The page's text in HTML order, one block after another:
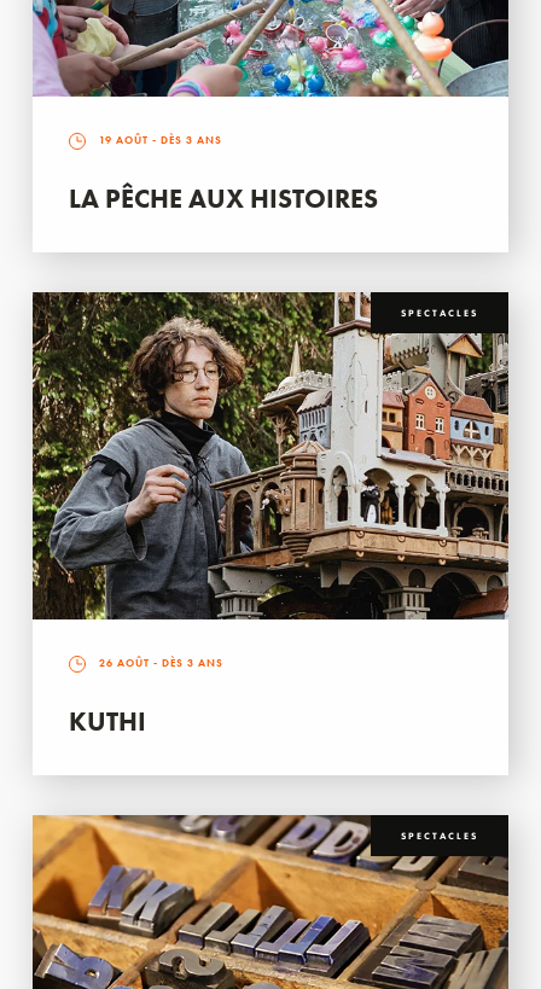
19 AOÛT - DÈS 3 ANS
LA PÊCHE AUX HISTOIRES
SPECTACLES
26 AOÛT - DÈS 3 ANS
KUTHI
SPECTACLES